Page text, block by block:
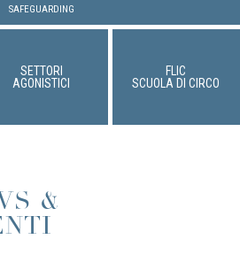
SAFEGUARDING
SETTORI
AGONISTICI
FLIC
SCUOLA DI CIRCO
&